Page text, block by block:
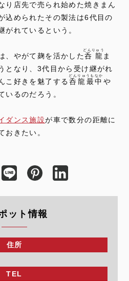
り店先で売られ始めた焼きまん
込められたその製法は6代目の
がれているという。
、やがて麹を活かした呑龍
どんりゅう
ま
となり、3代目から受け継がれ
こ好きを魅了する呑龍最中
どんりゅうもなか
や
いるのだろう。
ダンス施設が車で数分の距離に
おきたい。
ット情報
住所
TEL